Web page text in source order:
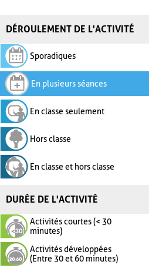
DÉROULEMENT DE L'ACTIVITÉ
Sporadiques
En plusieurs séances
En classe seulement
Hors classe
En classe et hors classe
DURÉE DE L'ACTIVITÉ
Activités courtes (< 30
minutes)
Activités développées
(Entre 30 et 60 minutes)